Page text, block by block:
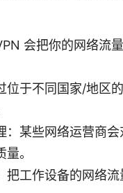
会把你的网络流
位于不同国家/地区
：某些网络运营商
。
把工作设备的网络